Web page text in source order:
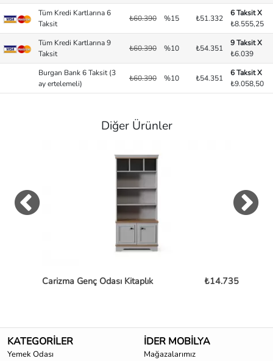
Tüm Kredi Kartlarına 6
Taksit
₺60.390 %15 ₺51.332
6 Taksit X
₺8.555,25
Tüm Kredi Kartlarına 9
Taksit
₺60.390 %10 ₺54.351
9 Taksit X
₺6.039
Burgan Bank 6 Taksit (3
ay ertelemeli)
₺60.390 %10 ₺54.351
6 Taksit X
₺9.058,50
Diğer Ürünler
Carizma Genç Odası Kitaplık ₺14.735
KATEGORİLER
Yemek Odası
İDER MOBİLYA
Mağazalarımız